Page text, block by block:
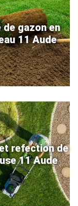
de gazon en
11 Aude
refection de
11 Aude